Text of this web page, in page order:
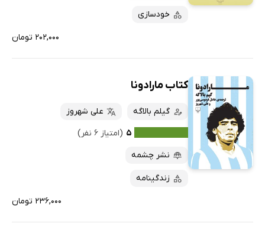
خودسازی
۲۰۲,۰۰۰ تومان
کتاب مارادونا
گیلم بالاگه
علی شهروز
۵ (امتیاز ۶ نفر)
نشر چشمه
زندگینامه
۲۳۶,۰۰۰ تومان